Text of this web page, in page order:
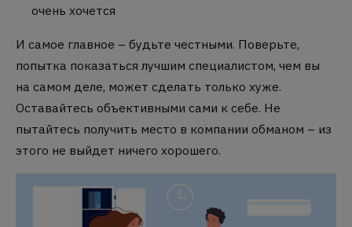
очень хочется
И самое главное – будьте честными. Поверьте,
попытка показаться лучшим специалистом, чем вы
на самом деле, может сделать только хуже.
Оставайтесь объективными сами к себе. Не
пытайтесь получить место в компании обманом – из
этого не выйдет ничего хорошего.